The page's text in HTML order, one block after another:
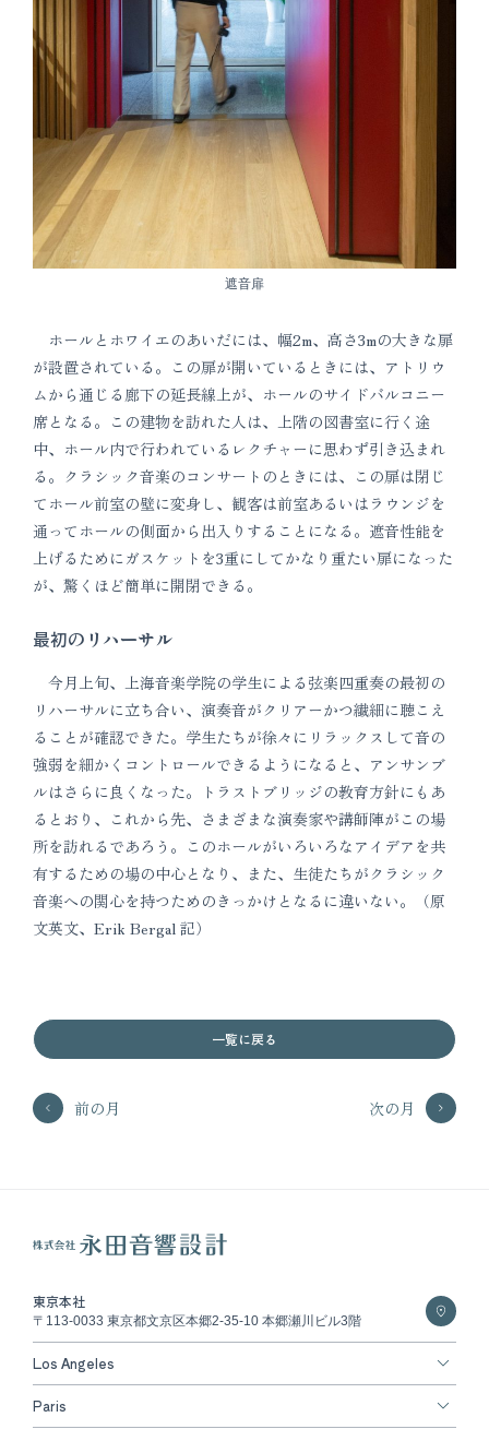
遮音扉
ホールとホワイエのあいだには、幅2m、高さ3mの大きな扉
が設置されている。この扉が開いているときには、アトリウ
ムから通じる廊下の延長線上が、ホールのサイドバルコニー
席となる。この建物を訪れた人は、上階の図書室に行く途
中、ホール内で行われているレクチャーに思わず引き込まれ
る。クラシック音楽のコンサートのときには、この扉は閉じ
てホール前室の壁に変身し、観客は前室あるいはラウンジを
通ってホールの側面から出入りすることになる。遮音性能を
上げるためにガスケットを3重にしてかなり重たい扉になった
が、驚くほど簡単に開閉できる。
最初のリハーサル
今月上旬、上海音楽学院の学生による弦楽四重奏の最初の
リハーサルに立ち合い、演奏音がクリアーかつ繊細に聴こえ
ることが確認できた。学生たちが徐々にリラックスして音の
強弱を細かくコントロールできるようになると、アンサンブ
ルはさらに良くなった。トラストブリッジの教育方針にもあ
るとおり、これから先、さまざまな演奏家や講師陣がこの場
所を訪れるであろう。このホールがいろいろなアイデアを共
有するための場の中心となり、また、生徒たちがクラシック
音楽への関心を持つためのきっかけとなるに違いない。（原
文英文、Erik Bergal 記）
前の月
一覧に戻る
次の月
東京本社
〒113-0033 東京都文京区本郷2-35-10 本郷瀬川ビル3階
Los Angeles
Paris